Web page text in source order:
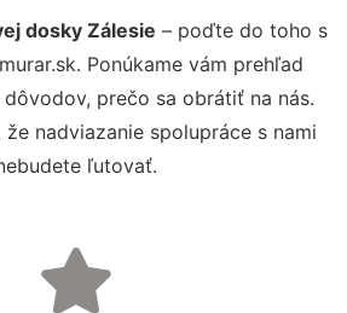
dosky Zálesie – poďte do toho s
Ponúkame vám prehľad
prečo sa obrátiť na nás.
že nadviazanie spolupráce s nami
ľutovať.